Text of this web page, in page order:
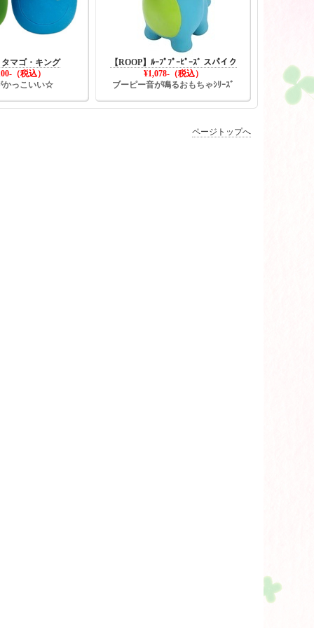
マゴ・キング
（税込）
かっこいい☆
【ROOP】ﾙｰﾌﾟﾌﾟｰﾋﾟｰｽﾞ スパイク
¥1,078-（税込）
ブーピー音が鳴るおもちゃｼﾘｰｽﾞ
ページトップへ